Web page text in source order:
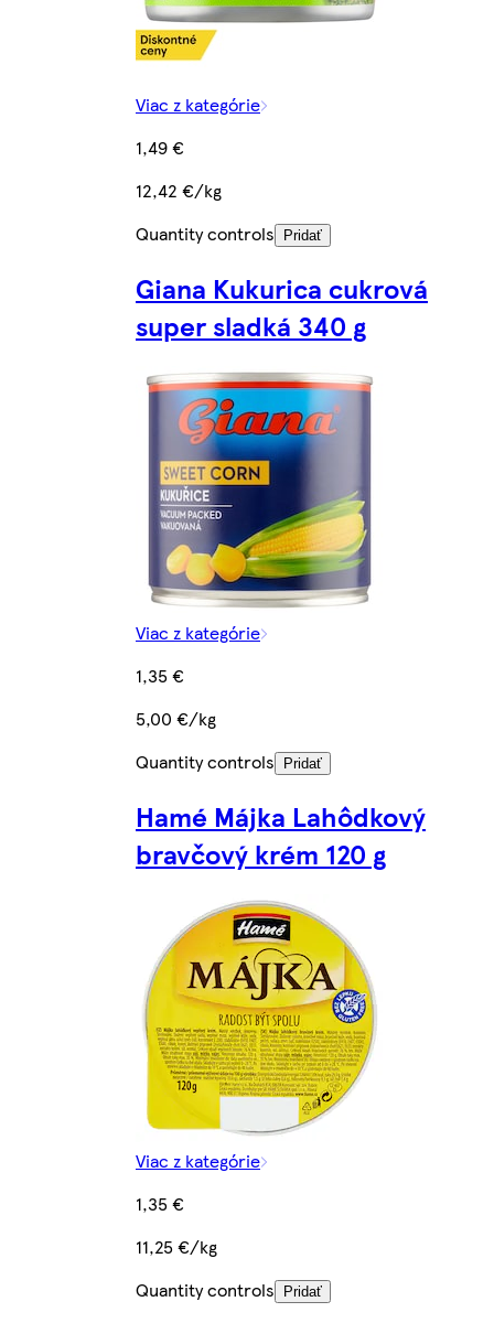
Viac z kategórie
1,49 €
12,42 €/kg
Quantity controls
Pridať
Giana Kukurica cukrová
super sladká 340 g
Viac z kategórie
1,35 €
5,00 €/kg
Quantity controls
Pridať
Hamé Májka Lahôdkový
bravčový krém 120 g
Viac z kategórie
1,35 €
11,25 €/kg
Quantity controls
Pridať